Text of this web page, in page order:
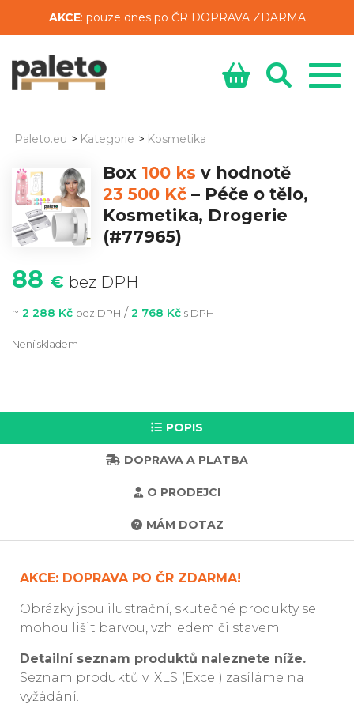
AKCE: pouze dnes po ČR DOPRAVA ZDARMA
Paleto.eu > Kategorie > Kosmetika
Box 100 ks v hodnotě
23 500 Kč – Péče o tělo,
Kosmetika, Drogerie
(#77965)
88 € bez DPH
~ 2 288 Kč bez DPH / 2 768 Kč s DPH
Není skladem
POPIS
DOPRAVA A PLATBA
O PRODEJCI
MÁM DOTAZ
AKCE: DOPRAVA PO ČR ZDARMA!
Obrázky jsou ilustrační, skutečné produkty se
mohou lišit barvou, vzhledem či stavem.
Detailní seznam produktů naleznete níže.
Seznam produktů v .XLS (Excel) zasíláme na
vyžádání.